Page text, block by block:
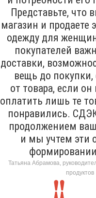
Представьте, что
магазин и продаете
одежду для
покупателей
доставки,
вещь до покупки,
от товара, если
оплатить лишь те
понравились.
продолжением
и мы учтем эти
формировании
Татьяна Абрамова,
продуктов